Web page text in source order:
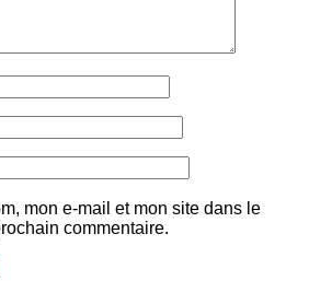
mon e-mail et mon site dans le
commentaire.